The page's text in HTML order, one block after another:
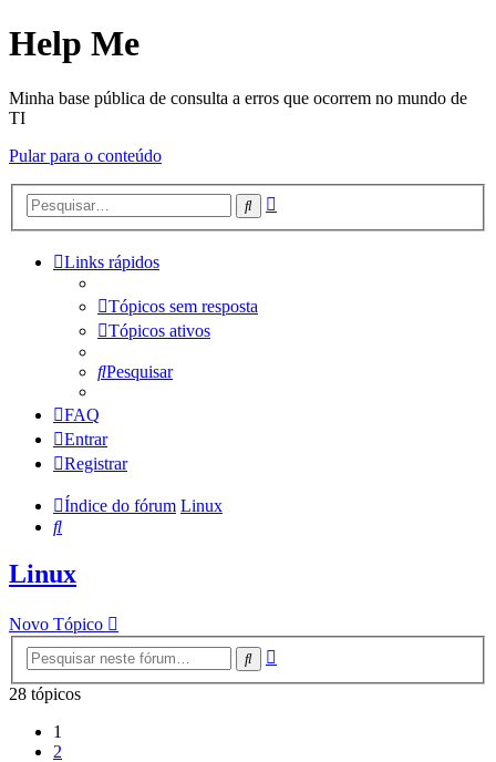
Help Me
Minha base pública de consulta a erros que ocorrem no mundo de
TI
Pular para o conteúdo
Pesquisar
Links rápidos
Tópicos sem resposta
Tópicos ativos
Pesquisar
FAQ
Entrar
Registrar
Índice do fórum Linux
Pesquisar
Linux
Novo Tópico
Pesquisar
28 tópicos
1
2